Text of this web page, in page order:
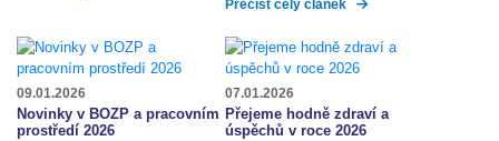
Přečíst celý článek
09.01.2026
Novinky v BOZP a pracovním
prostředí 2026
07.01.2026
Přejeme hodně zdraví a
úspěchů v roce 2026